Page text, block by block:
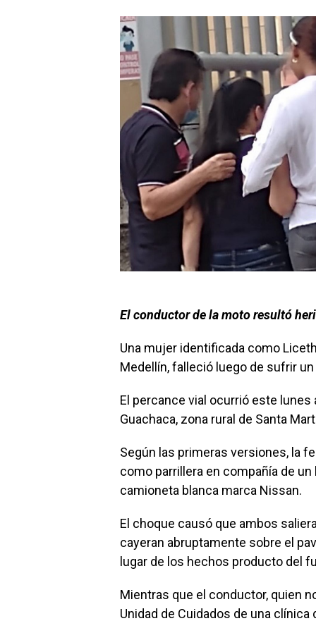
El conductor de la moto resultó
Una mujer identificada como
Medellín, falleció luego de sufrir
El percance vial ocurrió este lunes
Guachaca, zona rural de Santa
Según las primeras versiones, la
como parrillera en compañía de
camioneta blanca marca Nissan.
El choque causó que ambos
cayeran abruptamente sobre el
lugar de los hechos producto del
Mientras que el conductor, quien
Unidad de Cuidados de una clínica